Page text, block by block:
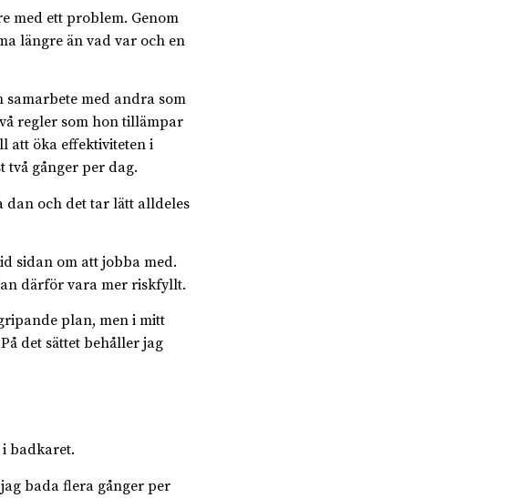
med ett problem. Genom
längre än vad var och en
med andra som
regler som hon tillämpar
att öka effektiviteten i
två gånger per dag.
och det tar lätt alldeles
sidan om att jobba med.
därför vara mer riskfyllt.
plan, men i mitt
det sättet behåller jag
badkaret.
bada flera gånger per